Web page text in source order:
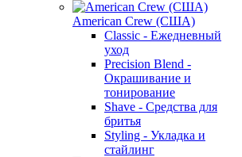
American Crew (США)
Classic - Ежедневный
уход
Precision Blend -
Окрашивание и
тонирование
Shave - Средства для
бритья
Styling - Укладка и
стайлинг